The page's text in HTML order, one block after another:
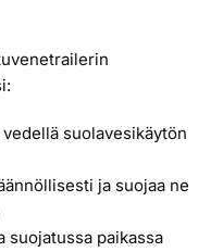
suolavesikäytön
ja suojaa ne
suojatussa paikassa